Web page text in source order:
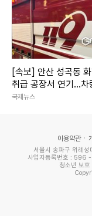
[속보] 안산 성곡동
취급 공장서 연기...차
국제뉴스
이용약관
서울시 송파구 위례
사업자등록번호 : 596
청소년 보